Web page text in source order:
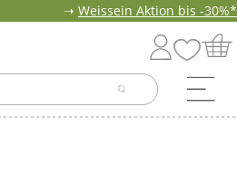
➝ Weissein Aktion bis -30%*